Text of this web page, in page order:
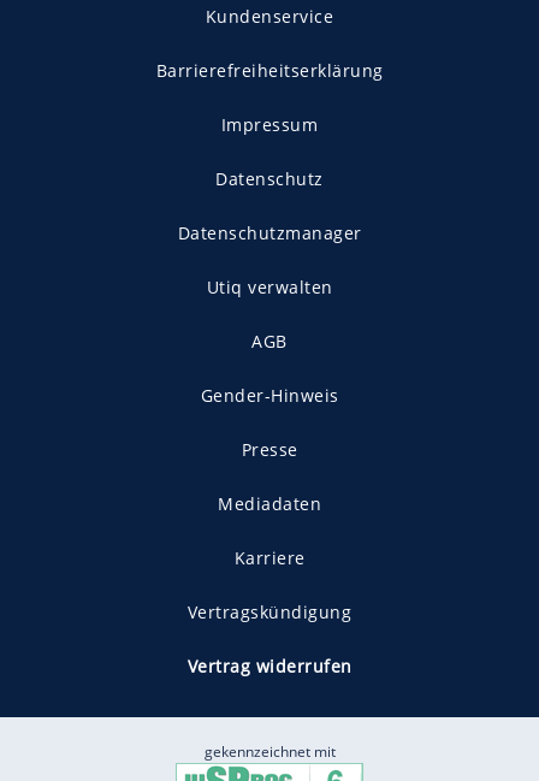
Kundenservice
Barrierefreiheitserklärung
Impressum
Datenschutz
Datenschutzmanager
Utiq verwalten
AGB
Gender-Hinweis
Presse
Mediadaten
Karriere
Vertragskündigung
Vertrag widerrufen
gekennzeichnet mit